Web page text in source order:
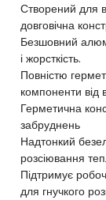
Створений для
довговічна
Безшовний
і жорсткість.
Повністю
компоненти від
Герметична
забруднень
Надтонкий
розсіювання
Підтримує
для гнучкого